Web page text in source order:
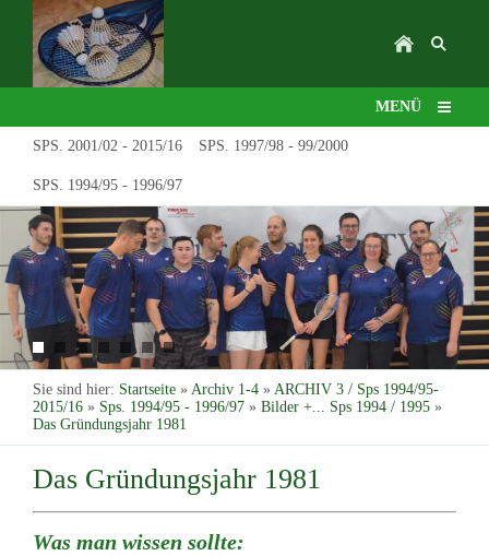
MENÜ
SPS. 2001/02 - 2015/16 SPS. 1997/98 - 99/2000
SPS. 1994/95 - 1996/97
Sie sind hier: Startseite » Archiv 1-4 » ARCHIV 3 / Sps 1994/95-
2015/16 » Sps. 1994/95 - 1996/97 » Bilder +... Sps 1994 / 1995 »
Das Gründungsjahr 1981
Das Gründungsjahr 1981
Was man wissen sollte: